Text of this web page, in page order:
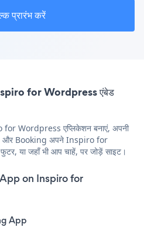
प्रारंभ करें
for Wordpress एंबेड
Wordpress एप्लिकेशन बनाएं, अपनी
और Booking अपने Inspiro for
या जहाँ भी आप चाहें, पर जोड़ें साइट।
on Inspiro for
App